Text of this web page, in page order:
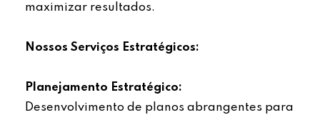
maximizar resultados.
Nossos Serviços Estratégicos:
Planejamento Estratégico:
Desenvolvimento de planos abrangentes para